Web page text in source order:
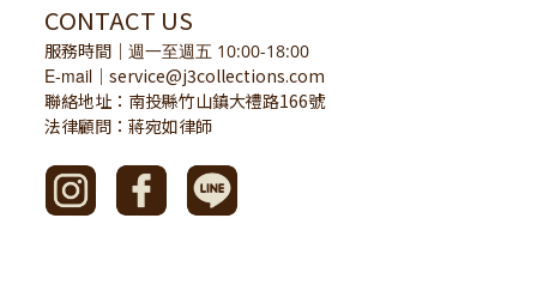
CONTACT US
服務時間 ｜ 週一至週五 10:00-18:00
E-mail ｜ service@j3collections.com
聯絡地址：南投縣竹山鎮大禮路166號
法律顧問：蔣宛如律師